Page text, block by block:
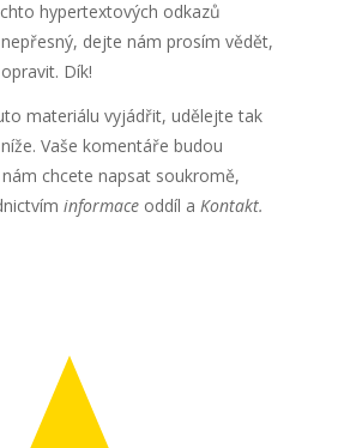
hypertextových odkazů
dejte nám prosím vědět,
Dík!
materiálu vyjádřit, udělejte tak
Vaše komentáře budou
chcete napsat soukromě,
informaceoddíl a Kontakt.